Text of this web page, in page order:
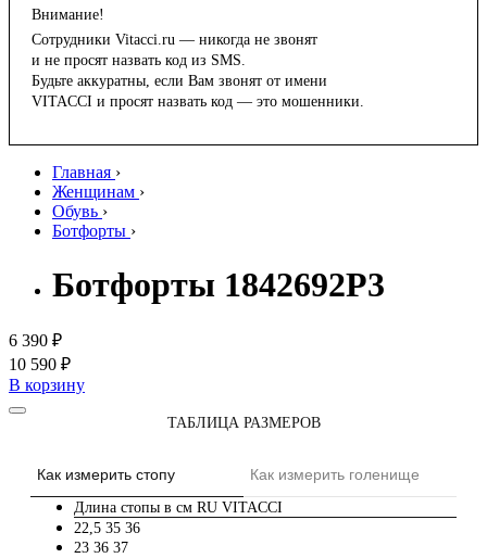
Внимание!
Сотрудники Vitacci.ru — никогда не звонят
и не просят назвать код из SMS.
Будьте аккуратны, если Вам звонят от имени
VITACCI и просят назвать код — это мошенники.
Главная ›
Женщинам ›
Обувь ›
Ботфорты ›
Ботфорты 1842692P3
6 390 ₽
10 590 ₽
В корзину
ТАБЛИЦА РАЗМЕРОВ
Как измерить стопу Как измерить голенище
Длина стопы в см RU VITACCI
22,5 35 36
23 36 37